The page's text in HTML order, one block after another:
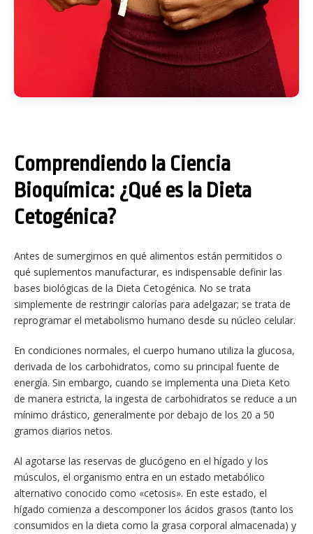
Comprendiendo la Ciencia
Bioquímica: ¿Qué es la Dieta
Cetogénica?
Antes de sumergirnos en qué alimentos están permitidos o
qué suplementos manufacturar, es indispensable definir las
bases biológicas de la Dieta Cetogénica. No se trata
simplemente de restringir calorías para adelgazar; se trata de
reprogramar el metabolismo humano desde su núcleo celular.
En condiciones normales, el cuerpo humano utiliza la glucosa,
derivada de los carbohidratos, como su principal fuente de
energía. Sin embargo, cuando se implementa una Dieta Keto
de manera estricta, la ingesta de carbohidratos se reduce a un
mínimo drástico, generalmente por debajo de los 20 a 50
gramos diarios netos.
Al agotarse las reservas de glucógeno en el hígado y los
músculos, el organismo entra en un estado metabólico
alternativo conocido como «cetosis». En este estado, el
hígado comienza a descomponer los ácidos grasos (tanto los
consumidos en la dieta como la grasa corporal almacenada) y